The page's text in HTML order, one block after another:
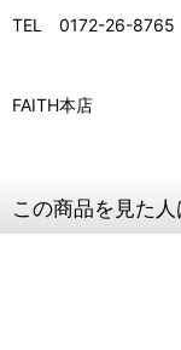
TEL 0172-26-8765
FAITH本店
この商品を見た